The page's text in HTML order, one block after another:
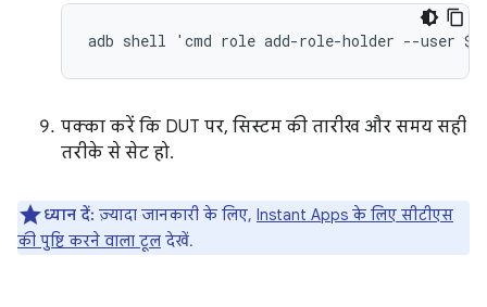
पक्का करें कि DUT पर, सिस्टम की तारीख और समय सही
तरीके से सेट हो.
ध्यान दें: ज़्यादा जानकारी के लिए, Instant Apps के लिए सीटीएस
की पुष्टि करने वाला टूल देखें.